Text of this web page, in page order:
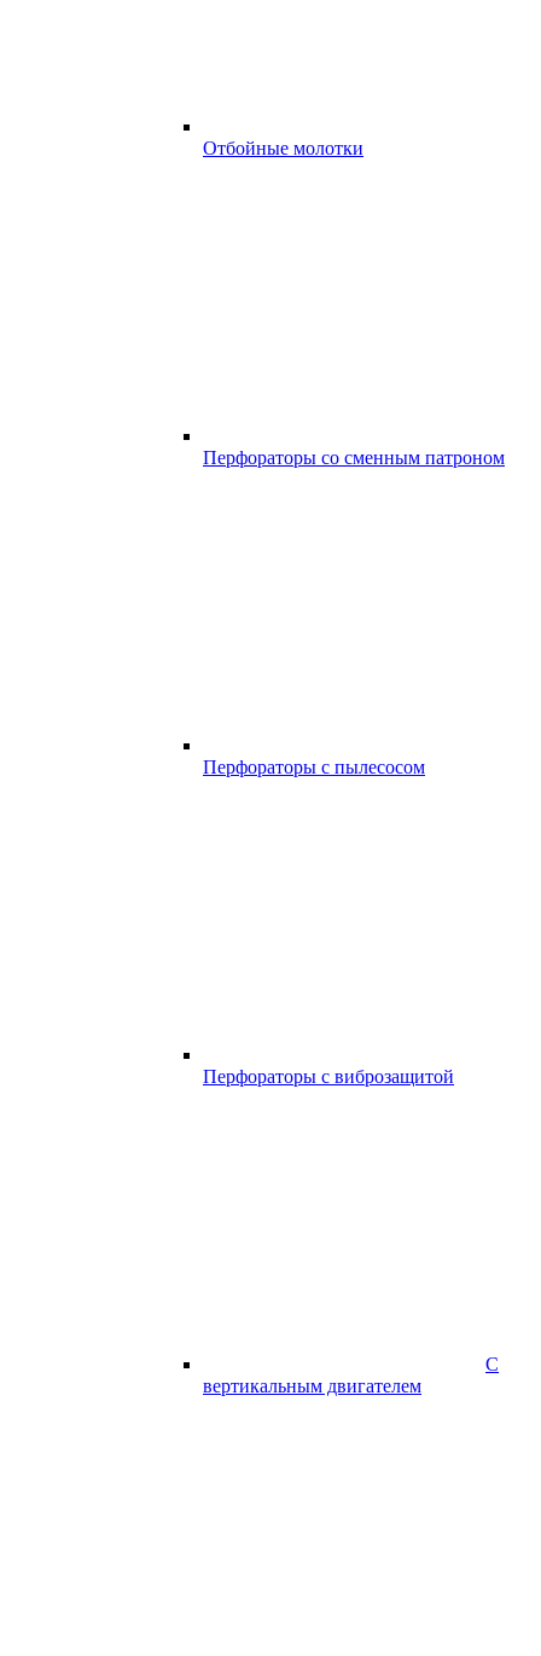
Отбойные молотки
Перфораторы со сменным патроном
Перфораторы с пылесосом
Перфораторы с виброзащитой
С
вертикальным двигателем